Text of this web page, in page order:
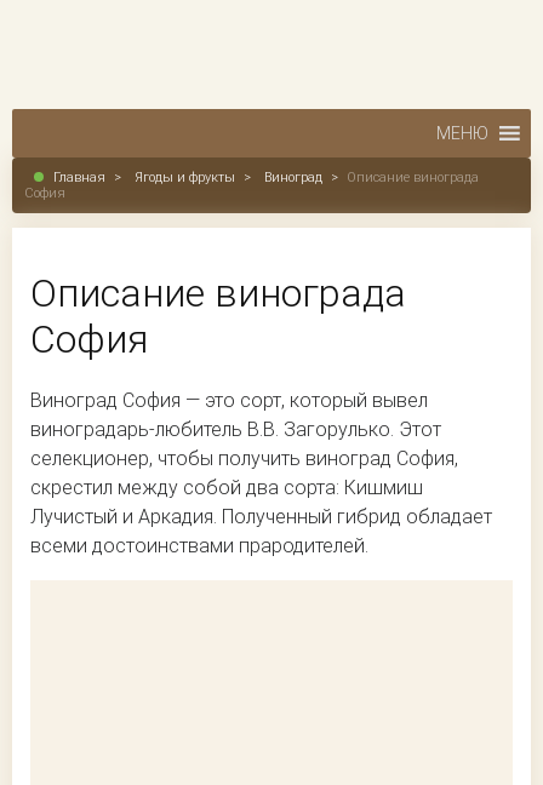
МЕНЮ
Главная > Ягоды и фрукты > Виноград >
Описание винограда
София
Описание винограда
София
Виноград София — это сорт, который вывел
виноградарь-любитель В.В. Загорулько. Этот
селекционер, чтобы получить виноград София,
скрестил между собой два сорта: Кишмиш
Лучистый и Аркадия. Полученный гибрид обладает
всеми достоинствами прародителей.